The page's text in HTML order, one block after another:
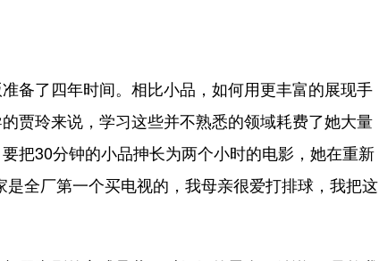
了四年时间。相比小品，如何用更丰富的展现手
贾玲来说，学习这些并不熟悉的领域耗费了她大量
把30分钟的小品抻长为两个小时的电影，她在重新
全厂第一个买电视的，我母亲很爱打排球，我把这